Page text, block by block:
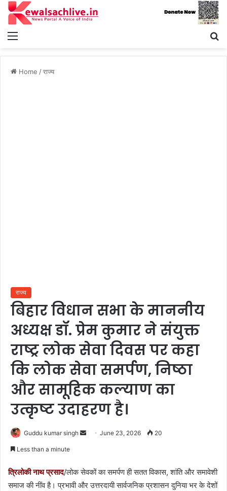
Menu
Home /राज्य
राज्य
बिहार विधान सभा के माननीय
अध्यक्ष डॉ. प्रेम कुमार ने संयुक्त
राष्ट्र लोक सेवा दिवस पर कहा
कि लोक सेवा समर्पण, निष्ठा
और सामूहिक कल्याण का
उत्कृष्ट उदाहरण है।
Guddu kumar singh
SendJune 23, 2026 20
Less than a minute
त्रिलोकी नाथ प्रसाद/लोक सेवकों का समर्पण ही सतत विकास, शांति और समावेशी
समाज की नींव है। प्रभावी और उत्तरदायी सार्वजनिक प्रशासन दुनिया भर के देशों